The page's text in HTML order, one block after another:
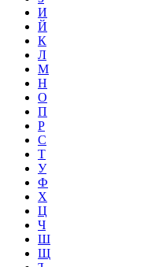
И
Й
К
Л
М
Н
О
П
Р
С
Т
У
Ф
Х
Ц
Ч
Ш
Щ